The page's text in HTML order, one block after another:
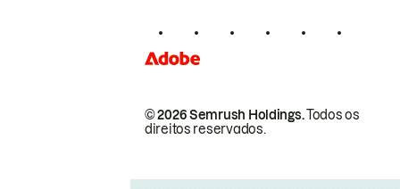
© 2026 Semrush Holdings.Todos os
direitos reservados.